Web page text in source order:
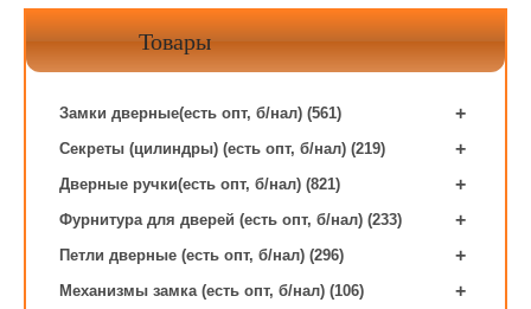
Товары
Замки дверные(есть опт, б/нал) (561) +
Секреты (цилиндры) (есть опт, б/нал) (219) +
Дверные ручки(есть опт, б/нал) (821) +
Фурнитура для дверей (есть опт, б/нал) (233) +
Петли дверные (есть опт, б/нал) (296) +
Механизмы замка (есть опт, б/нал) (106) +